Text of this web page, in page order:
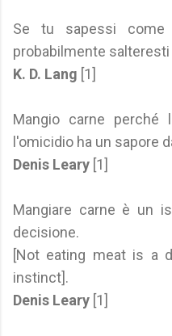
Se tu sapessi come
probabilmente salteresti
K. D. Lang [1]
Mangio carne
l'omicidio ha un sapore
Denis Leary [1]
Mangiare carne è un
decisione.
[Not eating meat is a
instinct].
Denis Leary [1]